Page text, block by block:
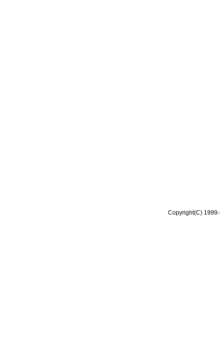
Copyright(C)